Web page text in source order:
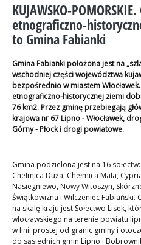
KUJAWSKO-
etnograficzno-
to Gmina Fabianki
Gmina Fabianki położona jest na
wschodniej części województwa
bezpośrednio w miastem
etnograficzno-historycznej ziemi
76 km2. Przez gminę przebiegają
krajowa nr 67 Lipno - Włocławek,
Górny - Płock i drogi powiatowe.
Gmina podzielona jest na 16
Chełmica Duża, Chełmica Mała,
Nasiegniewo, Nowy Witoszyn,
Świątkowizna i Wilczeniec Fabiański.
na skalę kraju jest Sołectwo Lisek,
włocławskiego na terenie powiatu
w linii prostej od granic gminy i
do sąsiednich gmin Lipno i